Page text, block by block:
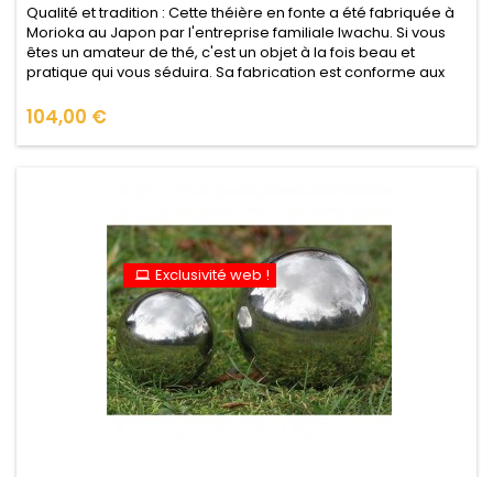
Qualité et tradition : Cette théière en fonte a été fabriquée à
Morioka au Japon par l'entreprise familiale Iwachu. Si vous
êtes un amateur de thé, c'est un objet à la fois beau et
pratique qui vous séduira. Sa fabrication est conforme aux
que vous puissiez l'utiliser en toute confiance (voir le...
Prix
104,00 €
Exclusivité web !